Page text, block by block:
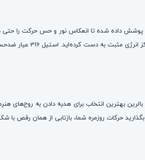
ظریف، یک سازه مستحکم و پرانرژی نهفته است. نماد بالرین با خلوص 24 عیار
این حلقه است تا هنر بالرین برای همیشه درخشان بماند.
بهترین انتخاب برای هدیه دادن به روح‌های
حرکات روزمره شما، بازتابی از همان رقص با